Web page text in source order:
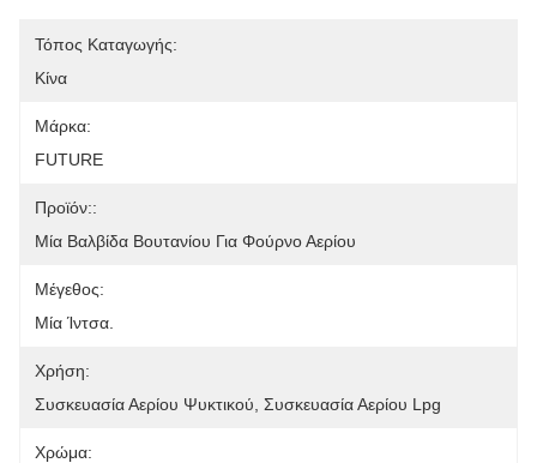
Τόπος Καταγωγής:
Κίνα
Μάρκα:
FUTURE
Προϊόν::
Μία Βαλβίδα Βουτανίου Για Φούρνο Αερίου
Μέγεθος:
Μία Ίντσα.
Χρήση:
Συσκευασία Αερίου Ψυκτικού, Συσκευασία Αερίου Lpg
Χρώμα: